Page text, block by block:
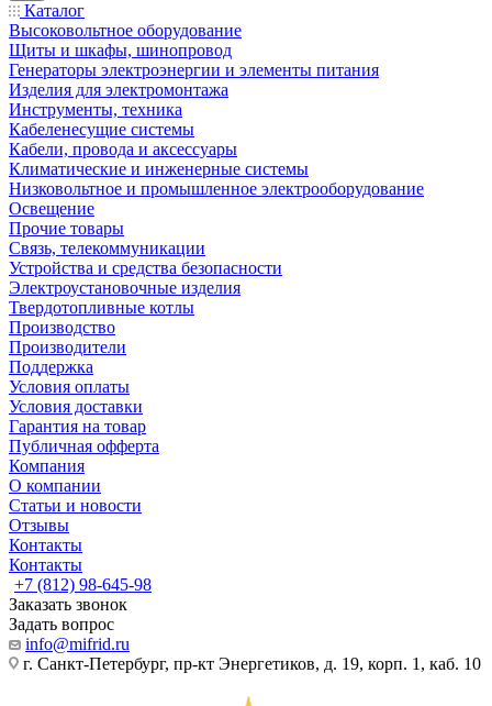
Каталог
Высоковольтное оборудование
Щиты и шкафы, шинопровод
Генераторы электроэнергии и элементы питания
Изделия для электромонтажа
Инструменты, техника
Кабеленесущие системы
Кабели, провода и аксессуары
Климатические и инженерные системы
Низковольтное и промышленное электрооборудование
Освещение
Прочие товары
Связь, телекоммуникации
Устройства и средства безопасности
Электроустановочные изделия
Твердотопливные котлы
Производство
Производители
Поддержка
Условия оплаты
Условия доставки
Гарантия на товар
Публичная офферта
Компания
О компании
Статьи и новости
Отзывы
Контакты
Контакты
+7 (812) 98-645-98
Заказать звонок
Задать вопрос
info@mifrid.ru
г. Санкт-Петербург, пр-кт Энергетиков, д. 19, корп. 1, каб. 10